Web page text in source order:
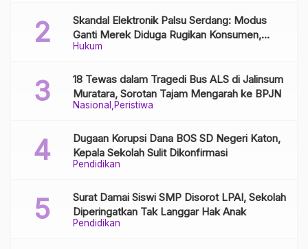
Hukum
Skandal Elektronik Palsu Serdang: Modus
Ganti Merek Diduga Rugikan Konsumen,
Aparat Diminta Bongkar Jaringan Distribusi
Nasional Peristiwa
18 Tewas dalam Tragedi Bus ALS di Jalinsum
Muratara, Sorotan Tajam Mengarah ke BPJN
Pendidikan
Dugaan Korupsi Dana BOS SD Negeri Katon,
Kepala Sekolah Sulit Dikonfirmasi
Pendidikan
Surat Damai Siswi SMP Disorot LPAI, Sekolah
Diperingatkan Tak Langgar Hak Anak